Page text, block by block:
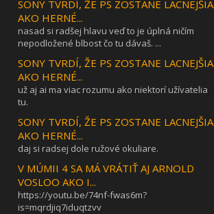
SONY TVRDÍ, ŽE PS ZOSTANE LACNEJŠIA
AKO HERNÉ...
nasad si radšej hlavu veď to je úplná ničím
nepodložené blbost čo tu dávaš. ...
SONY TVRDÍ, ŽE PS ZOSTANE LACNEJŠIA
AKO HERNÉ...
už aj ai ma viac rozumu ako niektorí užívatelia
tu.
SONY TVRDÍ, ŽE PS ZOSTANE LACNEJŠIA
AKO HERNÉ...
daj si radsej dole ružové okuliare.
V MÚMII 4 SA MÁ VRÁTIŤ AJ ARNOLD
VOSLOO AKO I...
https://youtu.be/74nf-fwas6m?
is=mqrdjiq7iduqtzvv